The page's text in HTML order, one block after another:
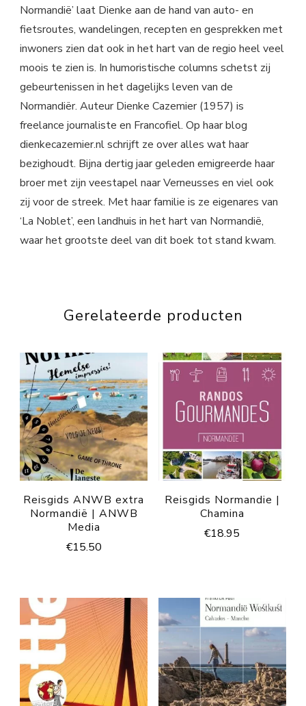
Normandië’ laat Dienke aan de hand van auto- en
fietsroutes, wandelingen, recepten en gesprekken met
inwoners zien dat ook in het hart van de regio heel veel
moois te zien is. In humoristische columns schetst zij
gebeurtenissen in het dagelijks leven van de
Normandiër. Auteur Dienke Cazemier (1957) is
freelance journaliste en Francofiel. Op haar blog
dienkecazemier.nl schrijft ze over alles wat haar
bezighoudt. Bijna dertig jaar geleden emigreerde haar
broer met zijn veestapel naar Verneusses en viel ook
zij voor de streek. Met haar familie is ze eigenares van
‘La Noblet’, een landhuis in het hart van Normandië,
waar het grootste deel van dit boek tot stand kwam.
Gerelateerde producten
Reisgids ANWB extra
Normandië | ANWB
Media
€15.50
Reisgids Normandie |
Chamina
€18.95